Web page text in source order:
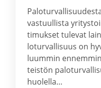
vas­tuul­lis­ta
ti­muk­set tu­le­vat
lo­tur­val­li­suus on
luum­min
teis­tön
huo­lel­la…